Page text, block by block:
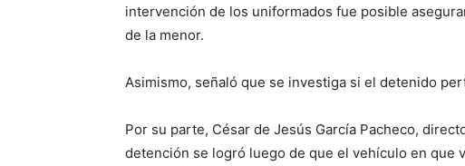
intervención de los uniformados fue posible
de la menor.
Asimismo, señaló que se investiga si el detenido
Por su parte, César de Jesús García Pacheco,
detención se logró luego de que el vehículo en que